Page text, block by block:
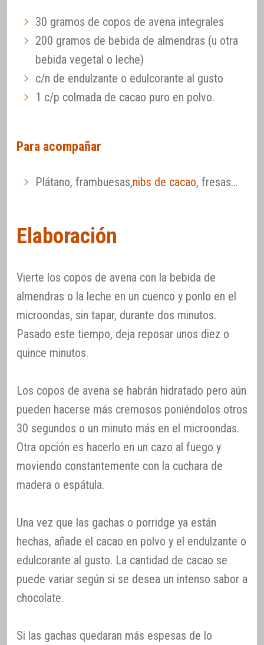
30 gramos de copos de avena integrales
200 gramos de bebida de almendras (u otra
bebida vegetal o leche)
c/n de endulzante o edulcorante al gusto
1 c/p colmada de cacao puro en polvo.
Para acompañar
Plátano, frambuesas,nibs de cacao, fresas…
Elaboración
Vierte los copos de avena con la bebida de
almendras o la leche en un cuenco y ponlo en el
microondas, sin tapar, durante dos minutos.
Pasado este tiempo, deja reposar unos diez o
quince minutos.
Los copos de avena se habrán hidratado pero aún
pueden hacerse más cremosos poniéndolos otros
30 segundos o un minuto más en el microondas.
Otra opción es hacerlo en un cazo al fuego y
moviendo constantemente con la cuchara de
madera o espátula.
Una vez que las gachas o porridge ya están
hechas, añade el cacao en polvo y el endulzante o
edulcorante al gusto. La cantidad de cacao se
puede variar según si se desea un intenso sabor a
chocolate.
Si las gachas quedaran más espesas de lo